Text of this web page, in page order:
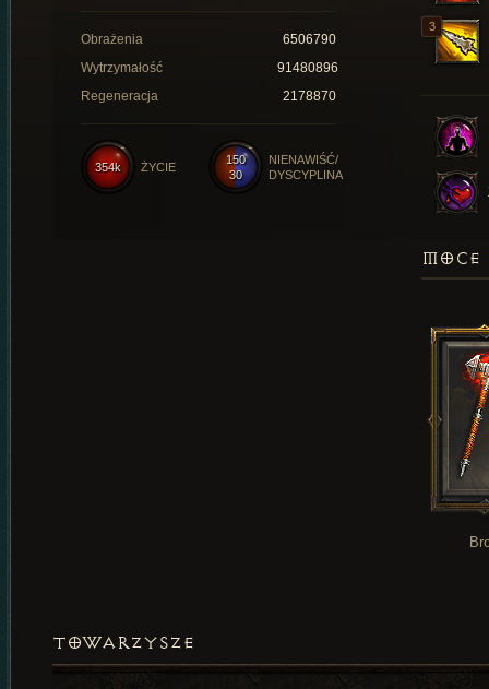
Obrażenia
6506790
Wytrzymałość
91480896
Regeneracja
2178870
150
30
NIENAWIŚĆ/
DYSCYPLINA
354k ŻYCIE
TOWARZYSZE